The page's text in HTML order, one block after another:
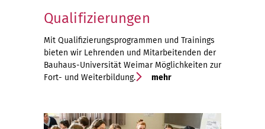
Qualifizierungen
Mit Qualifizierungsprogrammen und Trainings
bieten wir Lehrenden und Mitarbeitenden der
Bauhaus-Universität Weimar Möglichkeiten zur
Fort- und Weiterbildung.
mehr